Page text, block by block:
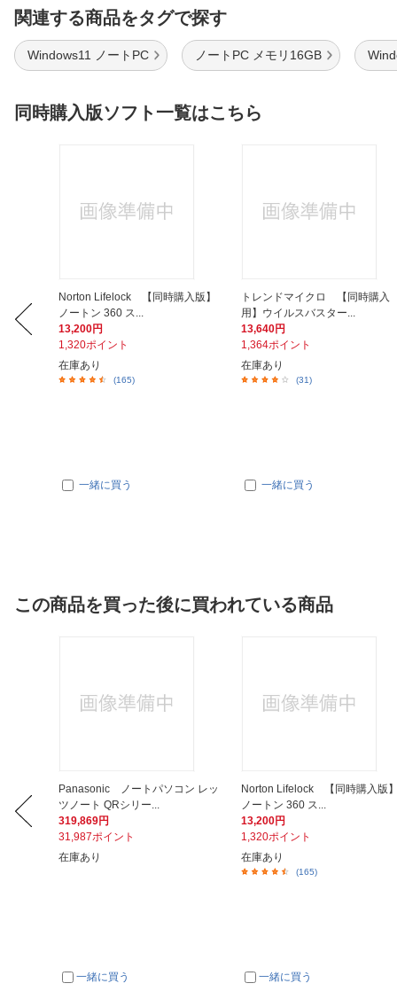
関連する商品をタグで探す
Windows11 ノートPC ノートPC メモリ16GB
同時購入版ソフト一覧はこちら
Norton Lifelock 【同時購入版】
ノートン 360 ス...
13,200円
1,320ポイント
在庫あり
(165)
一緒に買う
トレンドマイクロ 【同時購入
用】ウイルスバスター...
13,640円
1,364ポイント
在庫あり
(31)
一緒に買う
この商品を買った後に買われている商品
Panasonic ノートパソコン レッ
ツノート QRシリー...
319,869円
31,987ポイント
在庫あり
一緒に買う
Norton Lifelock 【同時購入版
ノートン 360 ス...
13,200円
1,320ポイント
在庫あり
(165)
一緒に買う